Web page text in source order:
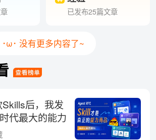
已发布25篇文章
･ω･ 没有更多内容了~
后，我发
代最大的能力